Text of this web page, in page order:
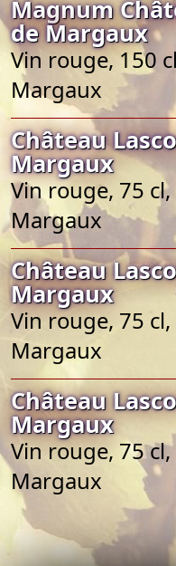
Magnum
de Margaux
Vin rouge, 150
Margaux
Château
Margaux
Vin rouge, 75
Margaux
Château
Margaux
Vin rouge, 75
Margaux
Château
Margaux
Vin rouge, 75
Margaux